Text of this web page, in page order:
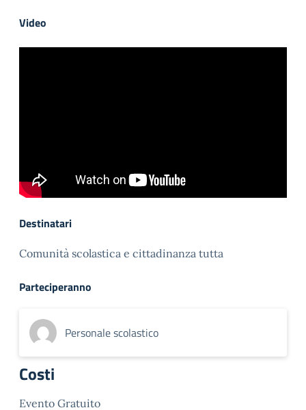
Video
Destinatari
Comunità scolastica e cittadinanza tutta
Parteciperanno
Personale scolastico
Costi
Evento Gratuito